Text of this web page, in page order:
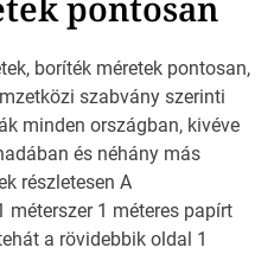
boríték méretek pontosan,
szabvány szerinti
minden országban, kivéve
és néhány más
részletesen A
1 méteres papírt
a rövidebbik oldal 1